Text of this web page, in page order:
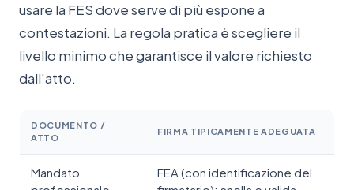
usare la FES dove serve di più espone a
contestazioni. La regola pratica è scegliere il
livello minimo che garantisce il valore richiesto
dall'atto.
DOCUMENTO /
ATTO
FIRMA TIPICAMENTE ADEGUATA
Mandato
FEA (con identificazione del